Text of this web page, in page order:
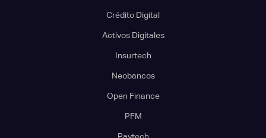
Crédito Digital
Activos Digitales
Insurtech
Neobancos
Open Finance
PFM
Paytech